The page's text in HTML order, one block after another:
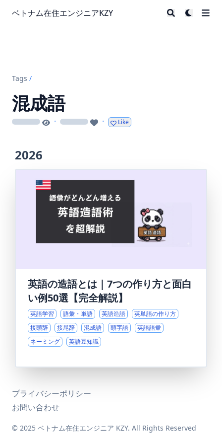
ベトナム在住エンジニアKZY
Tags /
混成語
loading · loading · Like
2026
英語の造語とは｜7つの作り方と面白
い例50選【完全解説】
英語学習 語彙・単語 英語造語
英単語の作り方
接頭辞
接尾辞 混成語 頭字語
英語語彙
ネーミング
英語豆知識
プライバシーポリシー
お問い合わせ
© 2025 ベトナム在住エンジニア KZY. All Rights Reserved